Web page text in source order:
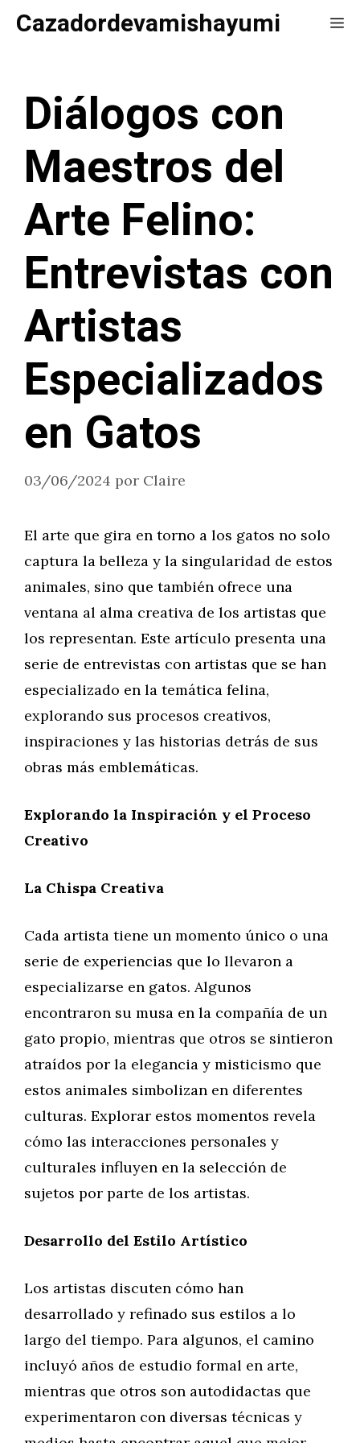
SaltarCazadordevamishayumi
Diálogos con
Maestros del
Arte Felino:
Entrevistas con
Artistas
Especializados
en Gatos
03/06/2024 por Claire
El arte que gira en torno a los gatos no solo
captura la belleza y la singularidad de estos
animales, sino que también ofrece una
ventana al alma creativa de los artistas que
los representan. Este artículo presenta una
serie de entrevistas con artistas que se han
especializado en la temática felina,
explorando sus procesos creativos,
inspiraciones y las historias detrás de sus
obras más emblemáticas.
Explorando la Inspiración y el Proceso
Creativo
La Chispa Creativa
Cada artista tiene un momento único o una
serie de experiencias que lo llevaron a
especializarse en gatos. Algunos
encontraron su musa en la compañía de un
gato propio, mientras que otros se sintieron
atraídos por la elegancia y misticismo que
estos animales simbolizan en diferentes
culturas. Explorar estos momentos revela
cómo las interacciones personales y
culturales influyen en la selección de
sujetos por parte de los artistas.
Desarrollo del Estilo Artístico
Los artistas discuten cómo han
desarrollado y refinado sus estilos a lo
largo del tiempo. Para algunos, el camino
incluyó años de estudio formal en arte,
mientras que otros son autodidactas que
experimentaron con diversas técnicas y